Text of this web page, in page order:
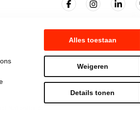
Alles toestaan
Weigeren
Details tonen